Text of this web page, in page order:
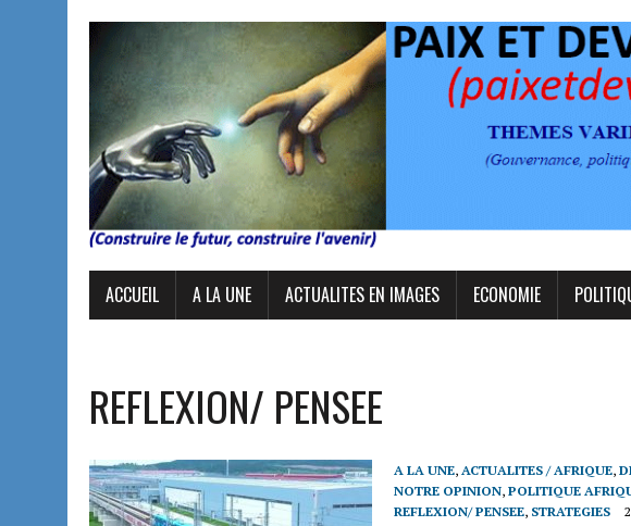
ACCUEIL A LA UNE ACTUALITES EN IMAGES ECONOMIE
REFLEXION/ PENSEE
A LA UNE, ACTUALITES / AFRIQUE,
NOTRE OPINION, POLITIQUE
REFLEXION/ PENSEE, STRATEGIES